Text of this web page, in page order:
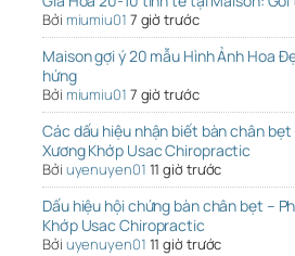
Bởi miumiu01 7 giờ trước
Maison gợi ý 20 mẫu Hình Ảnh Hoa
hứng
Bởi miumiu01 7 giờ trước
Các dấu hiệu nhận biết bàn chân bẹt
Xương Khớp Usac Chiropractic
Bởi uyenuyen01 11 giờ trước
Dấu hiệu hội chứng bàn chân bẹt –
Khớp Usac Chiropractic
Bởi uyenuyen01 11 giờ trước